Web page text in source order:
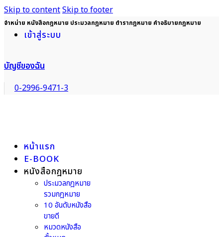
Skip to contentSkip to footer
จำหน่าย หนังสือกฎหมาย ประมวลกฎหมาย ตำรากฎหมาย คำอธิบายกฎหมาย
เข้าสู่ระบบ
บัญชีของฉัน
0-2996-9471-3
หน้าแรก
E-BOOK
หนังสือกฎหมาย
ประมวลกฎหมาย
รวมกฎหมาย
10 อันดับหนังสือ
ขายดี
หมวดหนังสือ